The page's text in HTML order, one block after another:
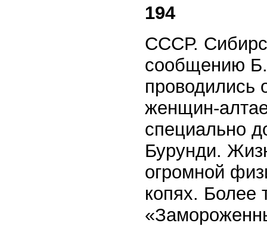
194
СССР.
сообщению Б.
проводились
женщин-
специально
Бурунди.
огромной
копях. Более